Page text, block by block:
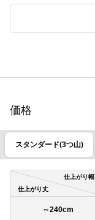
価格
スタンダード(3つ山)
仕上がり幅
仕上がり丈
～240cm